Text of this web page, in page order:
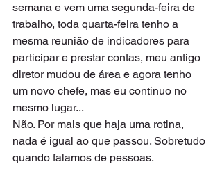
semana e vem uma segunda-feira de
trabalho, toda quarta-feira tenho a
mesma reunião de indicadores para
participar e prestar contas, meu antigo
diretor mudou de área e agora tenho
um novo chefe, mas eu continuo no
mesmo lugar...
Não. Por mais que haja uma rotina,
nada é igual ao que passou. Sobretudo
quando falamos de pessoas.